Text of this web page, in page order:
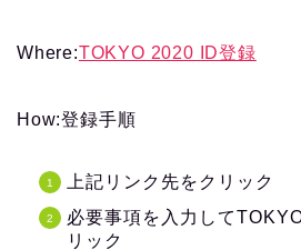
Where:TOKYO 2020 ID登録
How:登録手順
上記リンク先をクリック
必要事項を入力して
リック